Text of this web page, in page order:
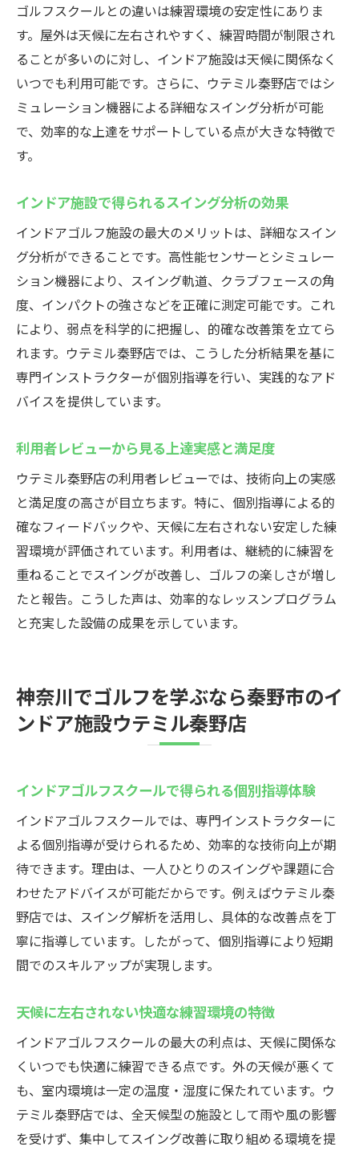
上達を実感できるレッスン内容の紹介
インドア環境ならではの集中練習の魅力
ゴルフ初心者におすすめの練習方法
秦野市のインドアゴルフスクールを徹底解説
インドアゴルフスクールの特徴と選び方
上法
施設設備の違いと選択時のポイント
利用者のリアルな口コミを徹底分析
体験利用で分かる本当の魅力と比較
悪天候でも安心の秦野市インドアゴルフ施設は
ウテミル秦野店
インドアゴルフスクールの天候に左右され
ない強み
秦野市のゴルフ練習場と比較した利便性
最新設備が揃うインドア施設の安心感
予約のしやすさや利用プランの特徴
長期利用で実感できる上達効果
秦野市で利用者満足度の高いインドアゴルフ場
インドアゴルフスクール利用者の高評価ポ
イント
実際のレビューで分かる満足度の理由
通いやすさと快適な施設環境の魅力
ゴルフレッスンの内容とサポート体制
上級者から初心者まで満足のプログラム
インドアゴルフスクールでスキルアップを
目指す
秦野市の練習場で得られる上達実感
個別指導で身に付くゴルフテクニック
シミュレーションゴルフで実力をチェック
継続しやすい料金プランと利用のコツ
健康維持と運動習慣にも役立つ練習法
ゴルフスクールとの違いは練習環境の安定性にありま
す。屋外は天候に左右されやすく、練習時間が制限され
ることが多いのに対し、インドア施設は天候に関係なく
いつでも利用可能です。さらに、ウテミル秦野店ではシ
ミュレーション機器による詳細なスイング分析が可能
で、効率的な上達をサポートしている点が大きな特徴で
す。
インドア施設で得られるスイング分析の効果
インドアゴルフ施設の最大のメリットは、詳細なスイン
グ分析ができることです。高性能センサーとシミュレー
ション機器により、スイング軌道、クラブフェースの角
度、インパクトの強さなどを正確に測定可能です。これ
により、弱点を科学的に把握し、的確な改善策を立てら
れます。ウテミル秦野店では、こうした分析結果を基に
専門インストラクターが個別指導を行い、実践的なアド
バイスを提供しています。
利用者レビューから見る上達実感と満足度
ウテミル秦野店の利用者レビューでは、技術向上の実感
と満足度の高さが目立ちます。特に、個別指導による的
確なフィードバックや、天候に左右されない安定した練
習環境が評価されています。利用者は、継続的に練習を
重ねることでスイングが改善し、ゴルフの楽しさが増し
たと報告。こうした声は、効率的なレッスンプログラム
と充実した設備の成果を示しています。
神奈川でゴルフを学ぶなら秦野市のイ
ンドア施設ウテミル秦野店
インドアゴルフスクールで得られる個別指導体験
インドアゴルフスクールでは、専門インストラクターに
よる個別指導が受けられるため、効率的な技術向上が期
待できます。理由は、一人ひとりのスイングや課題に合
わせたアドバイスが可能だからです。例えばウテミル秦
野店では、スイング解析を活用し、具体的な改善点を丁
寧に指導しています。したがって、個別指導により短期
間でのスキルアップが実現します。
天候に左右されない快適な練習環境の特徴
インドアゴルフスクールの最大の利点は、天候に関係な
くいつでも快適に練習できる点です。外の天候が悪くて
も、室内環境は一定の温度・湿度に保たれています。ウ
テミル秦野店では、全天候型の施設として雨や風の影響
を受けず、集中してスイング改善に取り組める環境を提